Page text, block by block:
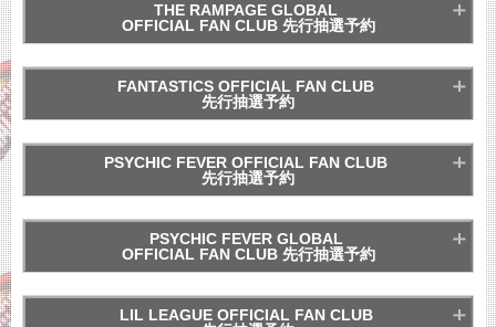
チケットの申込は終了しました
チケットの申込は終了しました
THE RAMPAGE GLOBAL
OFFICIAL FAN CLUB 先行抽選予約
※各公演4枚までお申込み可能
FANTASTICS OFFICIAL FAN CLUB
先行抽選予約
※各公演4枚までお申込み可能
PSYCHIC FEVER OFFICIAL FAN CLUB
先行抽選予約
PSYCHIC FEVER GLOBAL
OFFICIAL FAN CLUB 先行抽選予約
LIL LEAGUE OFFICIAL FAN CLUB